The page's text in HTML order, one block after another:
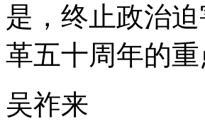
是，终止政治
革五十周年的重
吴祚来